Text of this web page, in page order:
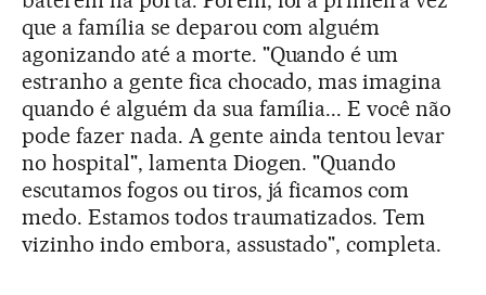
que a família se deparou com alguém
agonizando até a morte. "Quando é um
estranho a gente fica chocado, mas imagina
quando é alguém da sua família... E você não
pode fazer nada. A gente ainda tentou levar
no hospital", lamenta Diogen. "Quando
escutamos fogos ou tiros, já ficamos com
medo. Estamos todos traumatizados. Tem
vizinho indo embora, assustado", completa.